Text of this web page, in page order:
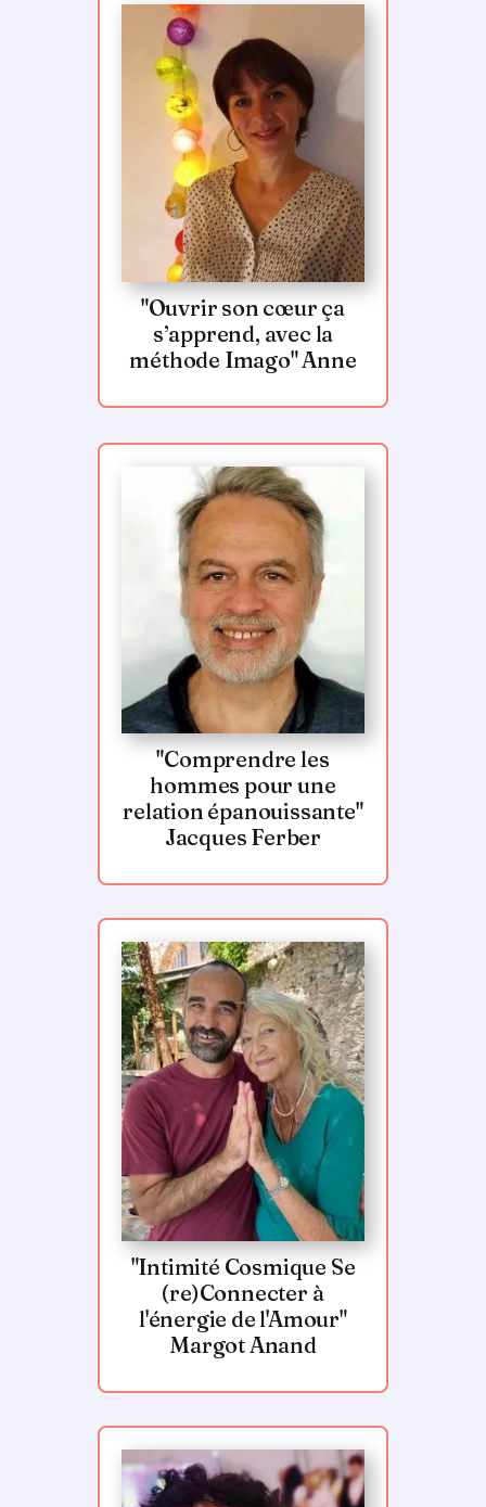
"Ouvrir son cœur ça
s’apprend, avec la
méthode Imago" Anne
"Comprendre les
hommes pour une
relation épanouissante"
Jacques Ferber
"Intimité Cosmique Se
(re)Connecter à
l'énergie de l'Amour"
Margot Anand